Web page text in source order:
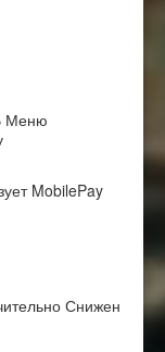
Меню
MobilePay
Снижен